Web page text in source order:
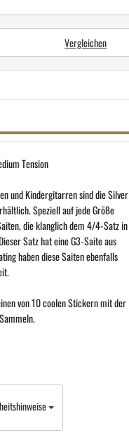
Vergleichen
Tension
und Kindergitarren sind die Silver
Speziell auf jede Größe
die klanglich dem 4/4-Satz in
Satz hat eine G3-Saite aus
haben diese Saiten ebenfalls
von 10 coolen Stickern mit der